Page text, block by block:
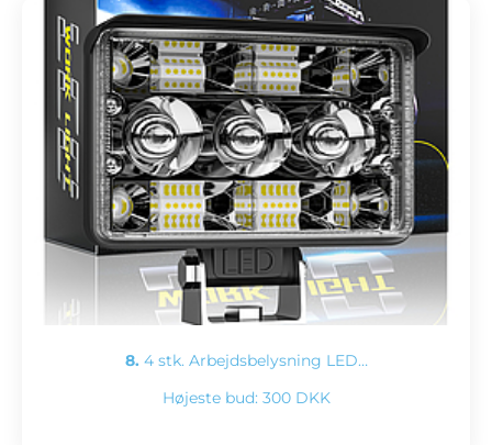
8. 4 stk. Arbejdsbelysning LED…
Højeste bud: 300 DKK